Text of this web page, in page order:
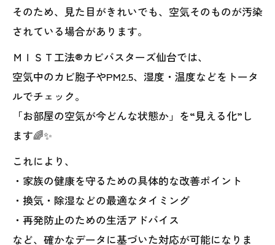
そのため、見た目がきれいでも、空気そのものが汚染
されている場合があります。
ＭＩＳＴ工法®カビバスターズ仙台では、
空気中のカビ胞子やPM2.5、湿度・温度などをトータ
ルでチェック。
「お部屋の空気が今どんな状態か」を“見える化”し
ます🌈✨
これにより、
・家族の健康を守るための具体的な改善ポイント
・換気・除湿などの最適なタイミング
・再発防止のための生活アドバイス
など、確かなデータに基づいた対応が可能になりま